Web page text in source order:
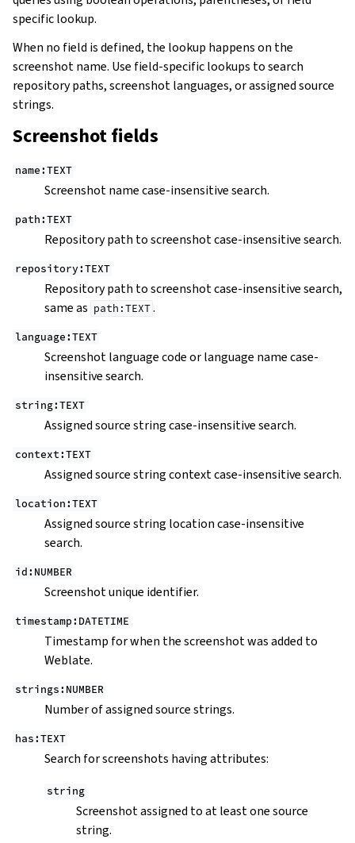
specific lookup.
When no field is defined, the lookup happens on the
screenshot name. Use field-specific lookups to search
repository paths, screenshot languages, or assigned source
strings.
Screenshot fields
name:TEXT
Screenshot name case-insensitive search.
path:TEXT
Repository path to screenshot case-insensitive search.
repository:TEXT
Repository path to screenshot case-insensitive search,
same as path:TEXT .
language:TEXT
Screenshot language code or language name case-
insensitive search.
string:TEXT
Assigned source string case-insensitive search.
context:TEXT
Assigned source string context case-insensitive search.
location:TEXT
Assigned source string location case-insensitive
search.
id:NUMBER
Screenshot unique identifier.
timestamp:DATETIME
Timestamp for when the screenshot was added to
Weblate.
strings:NUMBER
Number of assigned source strings.
has:TEXT
Search for screenshots having attributes:
string
Screenshot assigned to at least one source
string.